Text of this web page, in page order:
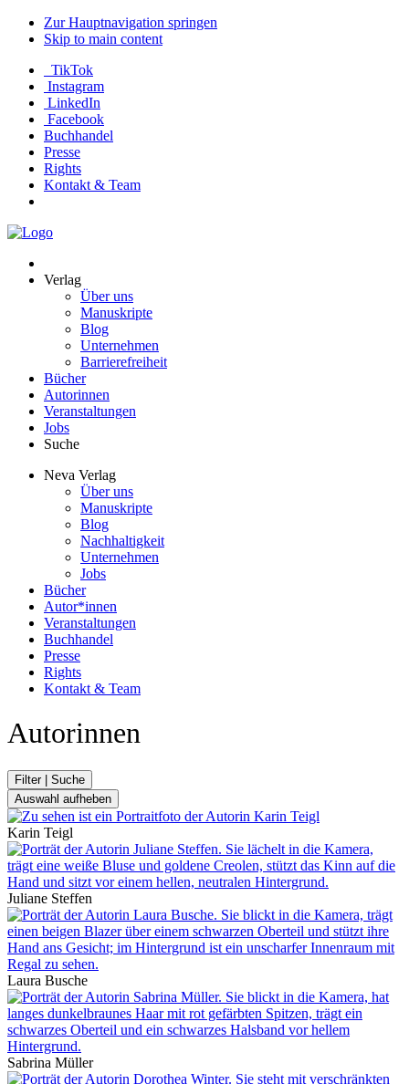
Zur Hauptnavigation springen
Skip to main content
TikTok
Instagram
LinkedIn
Facebook
Buchhandel
Presse
Rights
Kontakt & Team
Neva
Verlag
Über uns
Manuskripte
Blog
Unternehmen
Barrierefreiheit
Bücher
Autorinnen
Veranstaltungen
Jobs
Suche
Neva Verlag
Über uns
Manuskripte
Blog
Nachhaltigkeit
Unternehmen
Jobs
Bücher
Autor*innen
Veranstaltungen
Buchhandel
Presse
Rights
Kontakt & Team
Autorinnen
Filter | Suche
Ergebnisfilter
Auswahl aufheben
Karin Teigl
Juliane Steffen
Laura Busche
Sabrina Müller